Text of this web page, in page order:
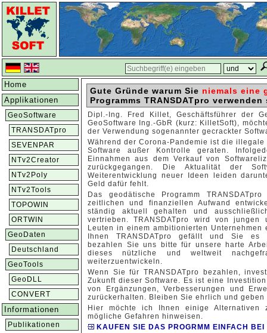
Home
Applikationen
GeoSoftware
TRANSDATpro
SEVENPAR
NTv2Creator
NTv2Poly
NTv2Tools
TOPOWIN
ORTWIN
GeoDaten
Deutschland
GeoTools
GeoDLL
CONVERT
Informationen
Publikationen
Gute Gründe warum Sie niemals eine
Programms TRANSDATpro
Dipl.-Ing. Fred Killet, Geschäftsführer der
GeoSoftware Ing.-GbR (kurz: KilletSoft),
der Verwendung sogenannter gecrackter
Während der Corona-Pandemie ist die illegale
Software außer Kontrolle geraten.
Einnahmen aus dem Verkauf von
zurückgegangen. Die Aktualität der
Weiterentwicklung neuer Ideen leiden
Geld dafür fehlt.
Das geodätische Programm
zeitlichen und finanziellen Aufwand
ständig aktuell gehalten und
vertrieben. TRANSDATpro wird von jungen
Leuten in einem ambitionierten Unternehmen
Ihnen TRANSDATpro gefällt und Sie es
bezahlen Sie uns bitte für unsere harte
dieses nützliche und weltweit
weiterzuentwickeln.
Wenn Sie für TRANSDATpro bezahlen,
Zukunft dieser Software. Es ist eine
von Ergänzungen, Verbesserungen und
zurückerhalten. Bleiben Sie ehrlich und
Hier möchte ich Ihnen einige Alternativen
mögliche Gefahren hinweisen.
KAUFEN SIE DAS PROGRMM EINFACH BEI